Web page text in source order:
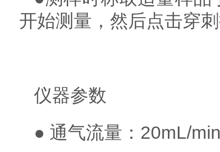
开始测量，然后点击穿
仪器参数
● 通气流量：20mL/